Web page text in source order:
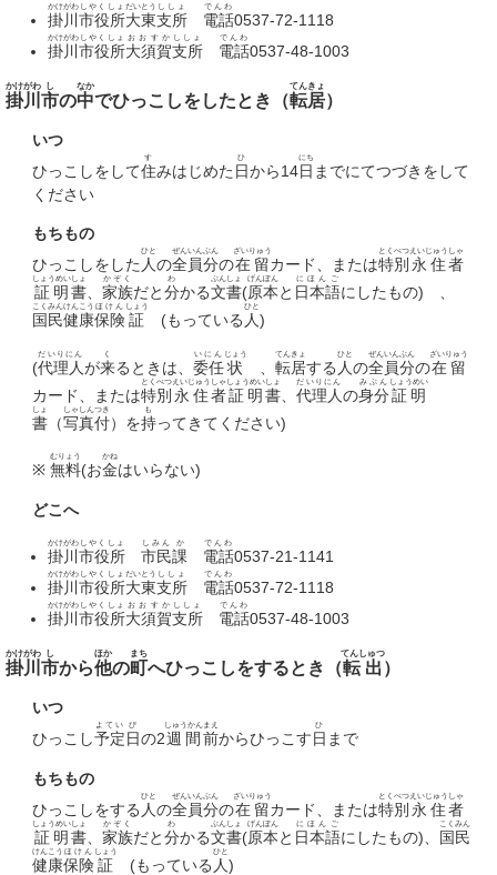
掛川
かけがわ
市役所
しやくしょ
大東
だいとう
支所
ししょ
電話
でんわ
0537-72-1118
掛川
かけがわ
市役所
しやくしょ
大須賀
おおすか
支所
ししょ
電話
でんわ
0537-48-1003
掛川
かけがわ
市
し
の中
なか
でひっこしをしたとき（転居
てんきょ
）
いつ
ひっこしをして住
す
みはじめた 日
ひ
から14日
にち
までにてつづきをして
ください
もちもの
ひっこしをした 人
ひと
の全員
ぜんいん
分
ぶん
の在留
ざいりゅう
カード、または特別
とくべつ
永住
えいじゅう
者
しゃ
証明
しょうめい
書
しょ
、 家族
かぞく
だと分
わ
かる文書
ぶんしょ
(原本
げんぽん
と 日本語
にほんご
にしたもの) 、
国民
こくみん
健康
けんこう
保険
ほけん
証
しょう
(もっている 人
ひと
)
(代理人
だいりにん
が来
く
るときは、 委任
いにん
状
じょう
転居
てんきょ
する 人
ひと
の全員
ぜんいん
分
ぶん
の在留
ざいりゅう
カード、または特別
とくべつ
永住
えいじゅう
者
しゃ
証明
しょうめい
書
しょ
、 代理人
だいりにん
の身分
みぶん
証明
しょうめい
書
しょ
（写真
しゃしん
付
つき
）を持
も
ってきてください)
※ 無料
むりょう
(お金
かね
はいらない)
どこへ
掛川
かけがわ
市役所
しやくしょ
市民
しみん
課
か
電話
でんわ
0537-21-1141
掛川
かけがわ
市役所
しやくしょ
大東
だいとう
支所
ししょ
電話
でんわ
0537-72-1118
掛川
かけがわ
市役所
しやくしょ
大須賀
おおすか
支所
ししょ
電話
でんわ
0537-48-1003
掛川
かけがわ
市
し
から他
ほか
の町
まち
へひっこしをするとき（転出
てんしゅつ
）
いつ
ひっこし予定
よてい
日
び
の2週間
しゅうかん
前
まえ
からひっこす日
ひ
まで
もちもの
ひっこしをする 人
ひと
の全員
ぜんいん
分
ぶん
の在留
ざいりゅう
カード、または特別
とくべつ
永住
えいじゅう
者
しゃ
証明
しょうめい
書
しょ
、 家族
かぞく
だと分
わ
かる文書
ぶんしょ
(原本
げんぽん
と 日本語
にほんご
にしたもの)、 国民
こくみん
健康
けんこう
保険
ほけん
証
しょう
(もっている 人
ひと
)